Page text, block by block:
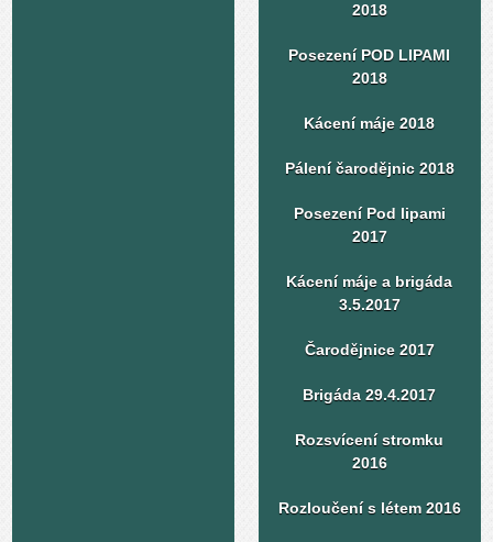
2018
Posezení POD LIPAMI
2018
Kácení máje 2018
Pálení čarodějnic 2018
Posezení Pod lipami
2017
Kácení máje a brigáda
3.5.2017
Čarodějnice 2017
Brigáda 29.4.2017
Rozsvícení stromku
2016
Rozloučení s létem 2016